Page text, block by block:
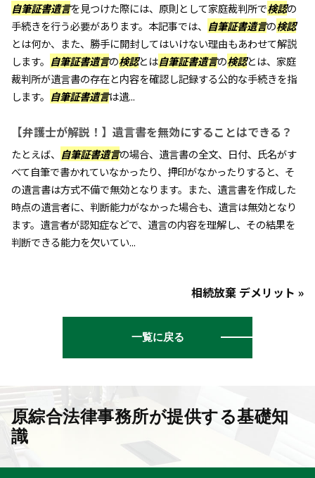
自筆証書遺言を見つけた際には、原則として家庭裁判所で検認の
手続きを行う必要があります。本記事では、 自筆証書遺言の検認
とは何か、また、勝手に開封してはいけない理由もあわせて解説
します。 自筆証書遺言の検認とは自筆証書遺言の検認とは、家庭
裁判所が遺言書の存在と内容を確認し記録する公的な手続きを指
します。 自筆証書遺言は遺...
【弁護士が解説！】遺言書を無効にすることはできる？
たとえば、 自筆証書遺言の場合、遺言書の全文、日付、氏名がす
べて自筆で書かれていなかったり、押印がなかったりすると、そ
の遺言書は方式不備で無効となります。また、遺言書を作成した
時点の遺言者に、判断能力がなかった場合も、遺言は無効となり
ます。遺言者が認知症などで、遺言の内容を理解し、その結果を
判断できる能力を欠いてい...
相続放棄 デメリット »
一覧に戻る
原綜合法律事務所が提供する基礎知
識